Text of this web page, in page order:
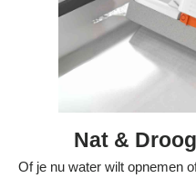
Nat &
Of je nu water wilt opnemen